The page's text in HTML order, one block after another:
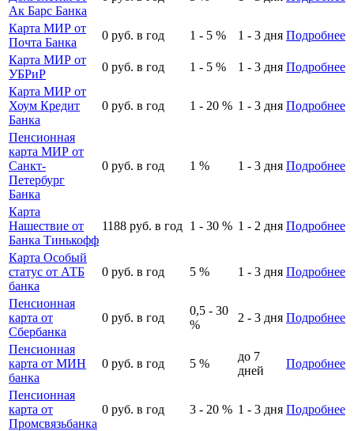
Ак Барс Банка
Карта МИР от
Почта Банка
0 руб. в год 1 - 5 % 1 - 3 дня Подробнее
Карта МИР от
УБРиР
0 руб. в год 1 - 5 % 1 - 3 дня Подробнее
Карта МИР от
Хоум Кредит
Банка
0 руб. в год 1 - 20 % 1 - 3 дня Подробнее
Пенсионная
карта МИР от
Санкт-
Петербург
Банка
0 руб. в год 1 % 1 - 3 дня Подробнее
Карта
Нашествие от
Банка Тинькофф
1188 руб. в год 1 - 30 % 1 - 2 дня Подробнее
Карта Особый
статус от АТБ
банка
0 руб. в год 5 % 1 - 3 дня Подробнее
Пенсионная
карта от
Сбербанка
0 руб. в год
0,5 - 30
%
2 - 3 дня Подробнее
Пенсионная
карта от МИН
банка
0 руб. в год 5 %
до 7
дней
Подробнее
Пенсионная
карта от
Промсвязьбанка
0 руб. в год 3 - 20 % 1 - 3 дня Подробнее